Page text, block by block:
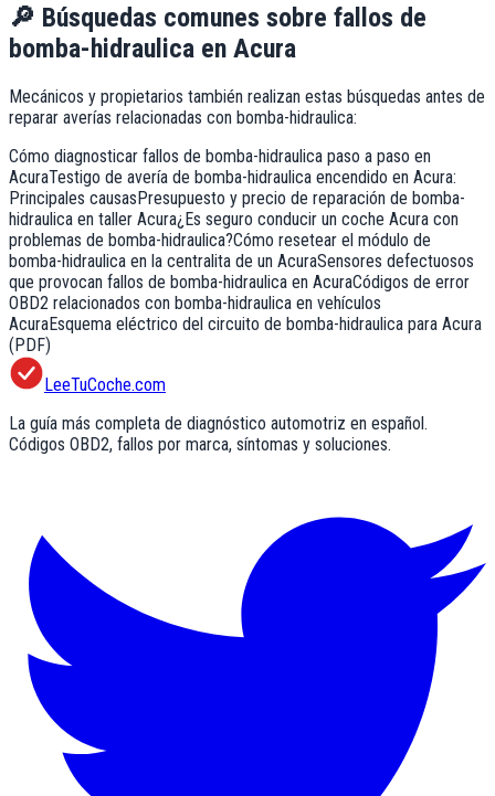
🔎 Búsquedas comunes sobre fallos de
bomba-hidraulica en Acura
Mecánicos y propietarios también realizan estas búsquedas antes de
reparar averías relacionadas con bomba-hidraulica:
Cómo diagnosticar fallos de bomba-hidraulica paso a paso en
AcuraTestigo de avería de bomba-hidraulica encendido en Acura:
Principales causasPresupuesto y precio de reparación de bomba-
hidraulica en taller Acura¿Es seguro conducir un coche Acura con
problemas de bomba-hidraulica?Cómo resetear el módulo de
bomba-hidraulica en la centralita de un AcuraSensores defectuosos
que provocan fallos de bomba-hidraulica en AcuraCódigos de error
OBD2 relacionados con bomba-hidraulica en vehículos
AcuraEsquema eléctrico del circuito de bomba-hidraulica para Acura
(PDF)
LeeTuCoche.com
La guía más completa de diagnóstico automotriz en español.
Códigos OBD2, fallos por marca, síntomas y soluciones.